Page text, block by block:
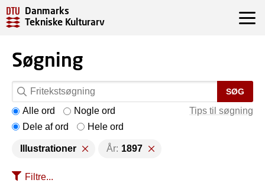
Danmarks
Tekniske Kulturarv
Søgning
SØG
Tips til søgning
Alle ord
Nogle ord
Dele af ord
Hele ord
Illustrationer År: 1897
Filtre...